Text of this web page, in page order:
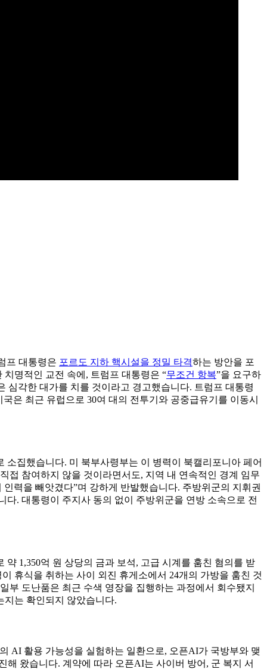
프 대통령은 포르도 지하 핵시설을 정밀 타격하는 방안을 포
명적인 교전 속에, 트럼프 대통령은 “무조건 항복”을 요구하
심각한 대가를 치를 것이라고 경고했습니다. 트럼프 대통령
은 최근 유럽으로 30여 대의 전투기와 공중급유기를 이동시
집했습니다. 미 북부사령부는 이 병력이 북캘리포니아 페어
접 참여하지 않을 것이라면서도, 지역 내 연속적인 경계 임무
력을 빼앗겼다”며 강하게 반발했습니다. 주방위군의 지휘권
. 대통령이 주지사 동의 없이 주방위군을 연방 소속으로 전
1,350억 원 상당의 금과 보석, 고급 시계를 훔친 혐의를 받
휴식을 취하는 사이 외진 휴게소에서 24개의 가방을 훔친 것
도난품은 최근 수색 영장을 집행하는 과정에서 회수됐지
지는 확인되지 않았습니다.
AI 활용 가능성을 실험하는 일환으로, 오픈AI가 국방부와 맺
왔습니다. 계약에 따라 오픈AI는 사이버 방어, 군 복지 서